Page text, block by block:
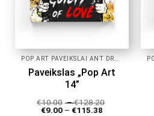
product
page
Paveikslas „Pop Art
14”
€10.00 –€128.20
€9.00 – €115.38